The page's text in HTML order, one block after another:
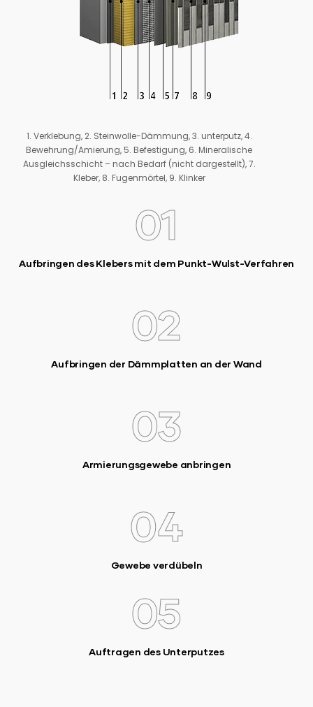
1. Verklebung, 2. Steinwolle-Dämmung, 3. unterputz, 4.
Bewehrung/Amierung, 5. Befestigung, 6. Mineralische
Ausgleichsschicht – nach Bedarf (nicht dargestellt), 7.
Kleber, 8. Fugenmörtel, 9. Klinker
01
Aufbringen des Klebers mit dem Punkt-Wulst-Verfahren
02
Aufbringen der Dämmplatten an der Wand
03
Armierungsgewebe anbringen
04
Gewebe verdübeln
05
Auftragen des Unterputzes